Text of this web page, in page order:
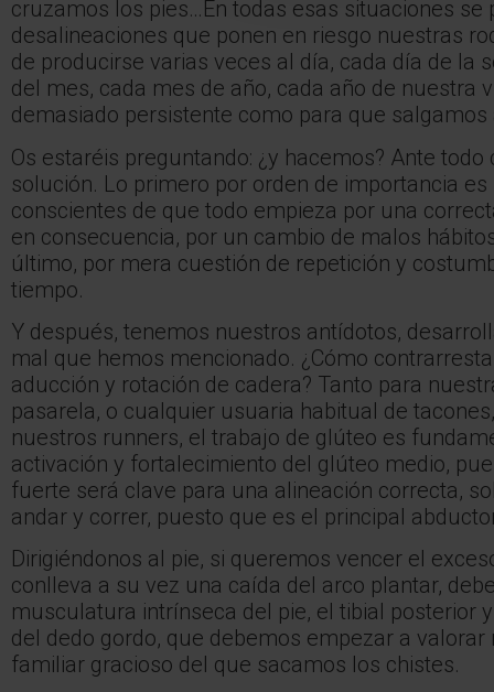
cruzamos los pies…En todas esas situaciones se
desalineaciones que ponen en riesgo nuestras
de producirse varias veces al día, cada día de la
del mes, cada mes de año, cada año de nuestra
demasiado persistente como para que salgamos
Os estaréis preguntando: ¿y hacemos? Ante
solución. Lo primero por orden de importancia
conscientes de que todo empieza por una
en consecuencia, por un cambio de malos
último, por mera cuestión de repetición y
tiempo.
Y después, tenemos nuestros antídotos,
mal que hemos mencionado. ¿Cómo
aducción y rotación de cadera? Tanto para
pasarela, o cualquier usuaria habitual de
nuestros runners, el trabajo de glúteo es
activación y fortalecimiento del glúteo medio,
fuerte será clave para una alineación correcta,
andar y correr, puesto que es el principal
Dirigiéndonos al pie, si queremos vencer el
conlleva a su vez una caída del arco plantar,
musculatura intrínseca del pie, el tibial posterior
del dedo gordo, que debemos empezar a
familiar gracioso del que sacamos los chistes.